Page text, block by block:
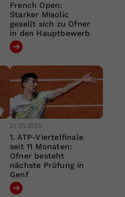
French Open:
Starker Misolic
gesellt sich zu Ofner
in den Hauptbewerb
21.05.2025
1. ATP-Viertelfinale
seit 11 Monaten:
Ofner besteht
nächste Prüfung in
Genf